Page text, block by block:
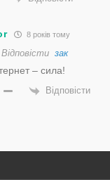
8 років тому
Відповісти зак
– сила!
Відповісти